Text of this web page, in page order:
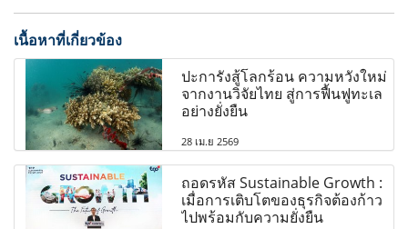
เนื้อหาที่เกี่ยวข้อง
ปะการังสู้โลกร้อน ความหวังใหม่
จากงานวิจัยไทย สู่การฟื้นฟูทะเล
อย่างยั่งยืน
28 เม.ย 2569
ถอดรหัส Sustainable Growth :
เมื่อการเติบโตของธุรกิจต้องก้าว
ไปพร้อมกับความยั่งยืน